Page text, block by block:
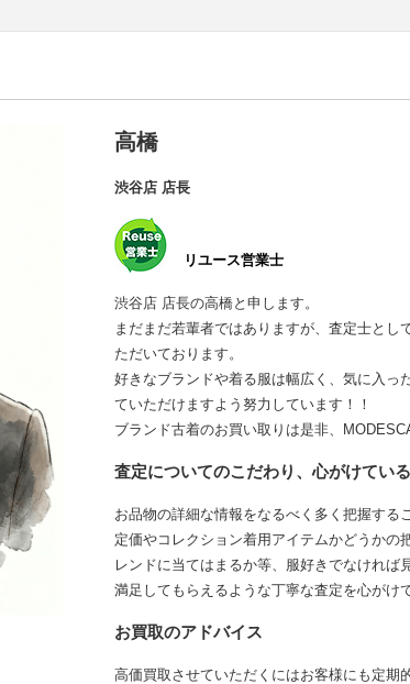
高橋
渋谷店 店長
リユース営業士
渋谷店 店長の高橋と申します。
まだまだ若輩者ではありますが、査定士と
ただいております。
好きなブランドや着る服は幅広く、気に入っ
ていただけますよう努力しています！！
ブランド古着のお買い取りは是非、
査定についてのこだわり、心がけてい
お品物の詳細な情報をなるべく多く把握する
定価やコレクション着用アイテムかどうかの
レンドに当てはまるか等、服好きでなけれ
満足してもらえるような丁寧な査定を心がけ
お買取のアドバイス
高価買取させていただくにはお客様にも定期